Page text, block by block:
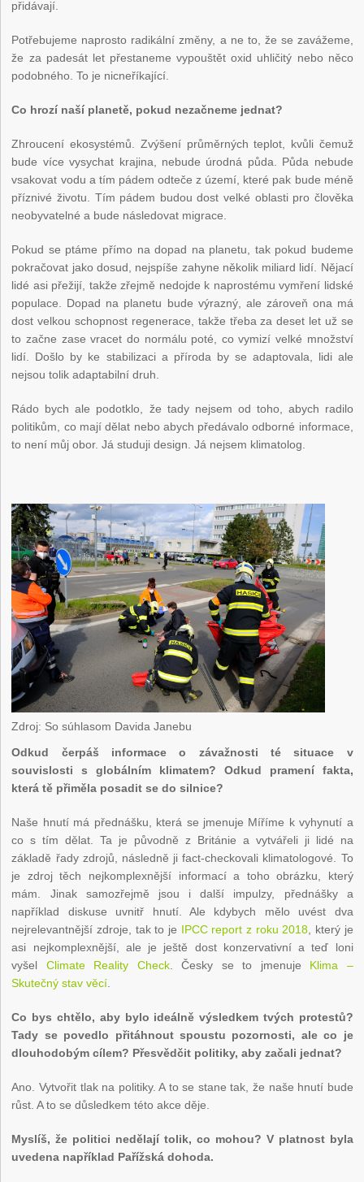
přidávají.
Potřebujeme naprosto radikální změny, a ne to, že se zavážeme,
že za padesát let přestaneme vypouštět oxid uhličitý nebo něco
podobného. To je nicneříkající.
Co hrozí naší planetě, pokud nezačneme jednat?
Zhroucení ekosystémů. Zvýšení průměrných teplot, kvůli čemuž
bude více vysychat krajina, nebude úrodná půda. Půda nebude
vsakovat vodu a tím pádem odteče z území, které pak bude méně
příznivé životu. Tím pádem budou dost velké oblasti pro člověka
neobyvatelné a bude následovat migrace.
Pokud se ptáme přímo na dopad na planetu, tak pokud budeme
pokračovat jako dosud, nejspíše zahyne několik miliard lidí. Nějací
lidé asi přežijí, takže zřejmě nedojde k naprostému vymření lidské
populace. Dopad na planetu bude výrazný, ale zároveň ona má
dost velkou schopnost regenerace, takže třeba za deset let už se
to začne zase vracet do normálu poté, co vymizí velké množství
lidí. Došlo by ke stabilizaci a příroda by se adaptovala, lidi ale
nejsou tolik adaptabilní druh.
Rádo bych ale podotklo, že tady nejsem od toho, abych radilo
politikům, co mají dělat nebo abych předávalo odborné informace,
to není můj obor. Já studuji design. Já nejsem klimatolog.
Zdroj: So súhlasom Davida Janebu
Odkud čerpáš informace o závažnosti té situace v
souvislosti s globálním klimatem? Odkud pramení fakta,
která tě přiměla posadit se do silnice?
Naše hnutí má přednášku, která se jmenuje Míříme k vyhynutí a
co s tím dělat. Ta je původně z Británie a vytvářeli ji lidé na
základě řady zdrojů, následně ji fact-checkovali klimatologové. To
je zdroj těch nejkomplexnější informací a toho obrázku, který
mám. Jinak samozřejmě jsou i další impulzy, přednášky a
například diskuse uvnitř hnutí. Ale kdybych mělo uvést dva
nejrelevantnější zdroje, tak to je IPCC report z roku 2018 , který je
asi nejkomplexnější, ale je ještě dost konzervativní a teď loni
vyšel Climate Reality Check. Česky se to jmenuje Klima –
Skutečný stav věcí
Co bys chtělo, aby bylo ideálně výsledkem tvých protestů?
Tady se povedlo přitáhnout spoustu pozornosti, ale co je
dlouhodobým cílem? Přesvědčit politiky, aby začali jednat?
Ano. Vytvořit tlak na politiky. A to se stane tak, že naše hnutí bude
růst. A to se důsledkem této akce děje.
Myslíš, že politici nedělají tolik, co mohou? V platnost byla
uvedena například Pařížská dohoda.